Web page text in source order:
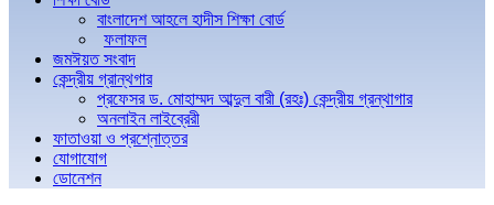
বাংলাদেশ আহলে হাদীস শিক্ষা বোর্ড
ফলাফল
জমঈয়ত সংবাদ
কেন্দ্রীয় গ্রান্থগার
প্রফেসর ড. মোহাম্মদ আব্দুল বারী (রহঃ) কেন্দ্রীয় গ্রন্থাগার
অনলাইন লাইব্রেরী
ফাতাওয়া ও প্রশ্নোত্তর
যোগাযোগ
ডোনেশন